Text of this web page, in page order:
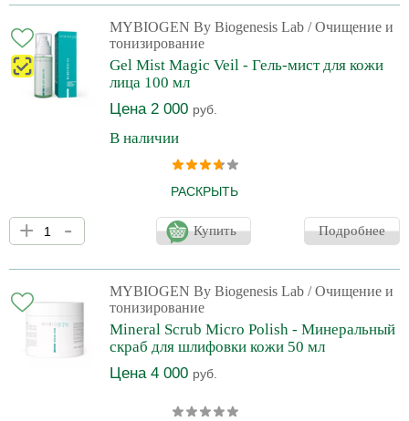
Корея.
MYBIOGEN By Biogenesis Lab / Очищение и
тонизирование
Gel Mist Magic Veil - Гель-мист для кожи
лица 100 мл
Цена 2 000 руб.
В наличии
РАСКРЫТЬ
Легкий мист-вуаль из композиции растительных экстрактов,
помещенной в капли гиалуроновой кислоты. Окутывает облаком
живительной влаги, прекрасно успокаивает и увлажняет кожу,
улучшению микроциркуляции и клеточного метаболизма кожи,
повышает ее защитные функции, успокаивает и оказывает
противовоспалительное действие.Является незаменимым
средством для ежедневного ухода в качестве тонизирующего
+ - Купить Подробнее
MYBIOGEN By Biogenesis Lab / Очищение и
тонизирование
Mineral Scrub Micro Polish - Минеральный
скраб для шлифовки кожи 50 мл
Цена 4 000 руб.